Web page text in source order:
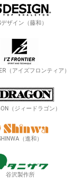
ザイン（藤和）
（アイズフロンティア）
（ジィードラゴン）
（進和）
谷沢製作所